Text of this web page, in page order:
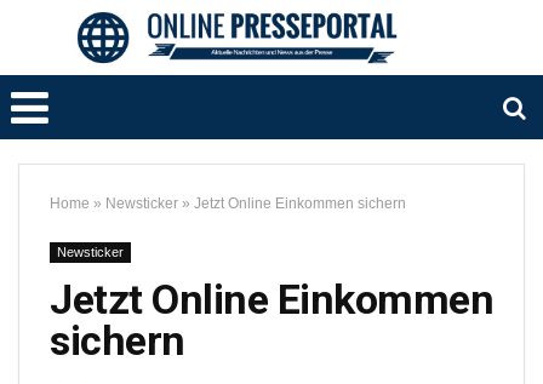
Home » Newsticker » Jetzt Online Einkommen sichern
Newsticker
Jetzt Online Einkommen
sichern